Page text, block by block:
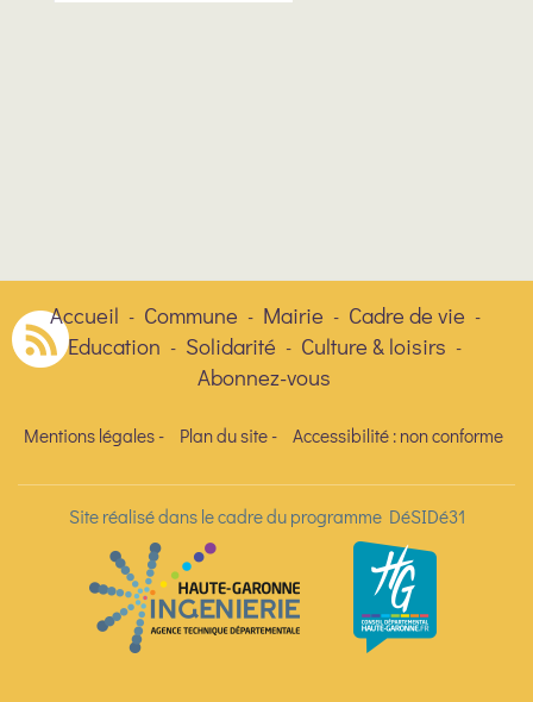
Accueil - Commune - Mairie - Cadre de vie -
Education - Solidarité - Culture & loisirs -
Abonnez-vous
Mentions légales - Plan du site - Accessibilité : non conforme
Site réalisé dans le cadre du programme DéSIDé31